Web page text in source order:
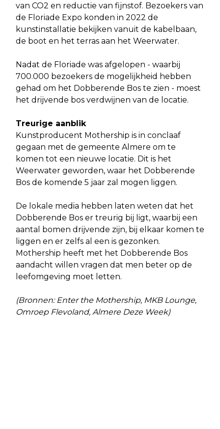
van CO2 en reductie van fijnstof. Bezoekers van
de Floriade Expo konden in 2022 de
kunstinstallatie bekijken vanuit de kabelbaan,
de boot en het terras aan het Weerwater.
Nadat de Floriade was afgelopen - waarbij
700.000 bezoekers de mogelijkheid hebben
gehad om het Dobberende Bos te zien - moest
het drijvende bos verdwijnen van de locatie.
Treurige aanblik
Kunstproducent Mothership is in conclaaf
gegaan met de gemeente Almere om te
komen tot een nieuwe locatie. Dit is het
Weerwater geworden, waar het Dobberende
Bos de komende 5 jaar zal mogen liggen.
De lokale media hebben laten weten dat het
Dobberende Bos er treurig bij ligt, waarbij een
aantal bomen drijvende zijn, bij elkaar komen te
liggen en er zelfs al een is gezonken.
Mothership heeft met het Dobberende Bos
aandacht willen vragen dat men beter op de
leefomgeving moet letten.
(Bronnen: Enter the Mothership, MKB Lounge,
Omroep Flevoland, Almere Deze Week)